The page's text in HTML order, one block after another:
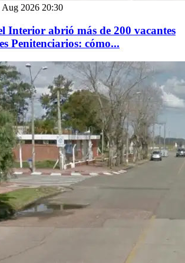
Aug 2026 20:30
Interior abrió más de 200 vacantes
Penitenciarios: cómo...